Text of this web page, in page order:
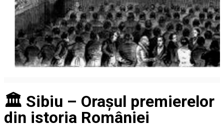
🏛️ Sibiu – Orașul premierelor
din istoria României